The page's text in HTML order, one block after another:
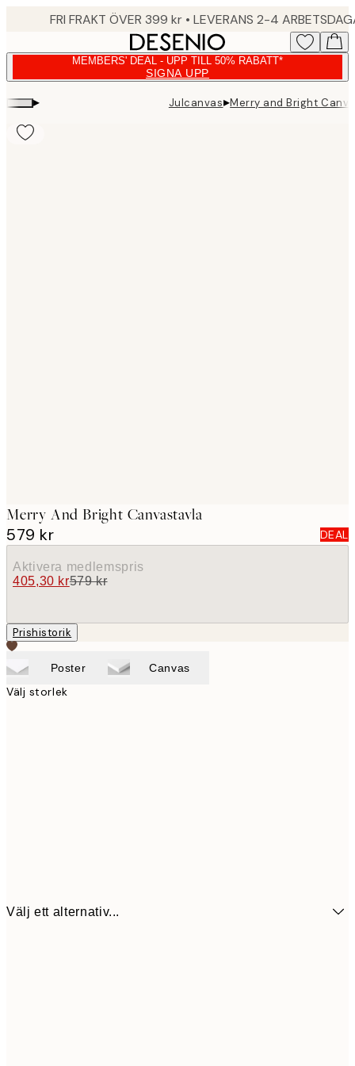
FRI FRAKT ÖVER 399 kr • LEVERANS 2-4
MEMBERS' DEAL - UPP TILL 50% RABATT*
SIGNA UPP
▸ Julcanvas▸Merry and Bright
Merry And Bright Canvastavla
579 kr DEAL
Aktivera medlemspris
405,30 kr579 kr
Prishistorik
Poster Canvas
Välj storlek
Välj ett alternativ...